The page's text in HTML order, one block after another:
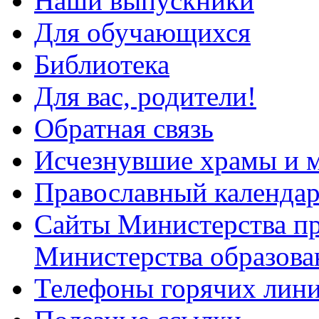
Для обучающихся
Библиотека
Для вас, родители!
Обратная связь
Исчезнувшие храмы и
Православный
Сайты Министерства
Министерства
Телефоны горячих